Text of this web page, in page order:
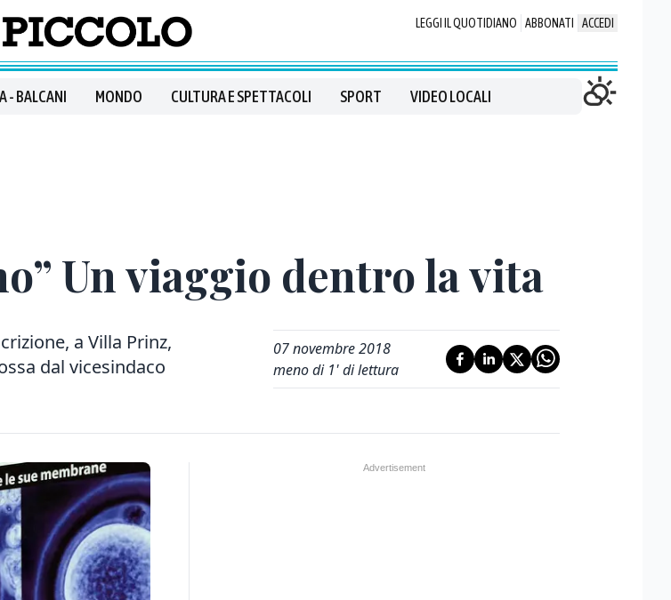
LEGGI IL QUOTIDIANO ABBONATI ACCEDI
- BALCANI MONDO CULTURA E SPETTACOLI SPORT VIDEO LOCALI
Un viaggio dentro la vita
a Villa Prinz,
dal vicesindaco
07 novembre 2018
meno di 1' di lettura